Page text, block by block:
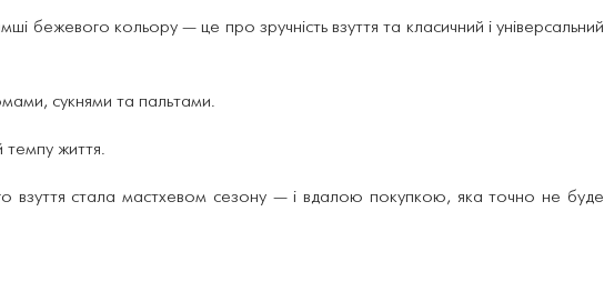
бежевого кольору — це про зручність взуття та класичний і універсальний
сукнями та пальтами.
темпу життя.
взуття стала мастхевом сезону — і вдалою покупкою, яка точно не буде